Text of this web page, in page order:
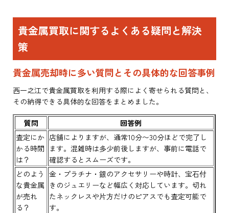
貴金属買取に関するよくある疑問と解決
策
貴金属売却時に多い質問とその具体的な回答事例
西一之江で貴金属買取を利用する際によく寄せられる質問と、
その納得できる具体的な回答をまとめました。
質問
回答例
査定にか
かる時間
は？
店舗によりますが、通常10分〜30分ほどで完了し
ます。混雑時は多少前後しますが、事前に電話で
確認するとスムーズです。
どのよう
な貴金属
が売れ
る？
金・プラチナ・銀のアクセサリーや時計、宝石付
きのジュエリーなど幅広く対応しています。切れ
たネックレスや片方だけのピアスでも査定可能で
す。